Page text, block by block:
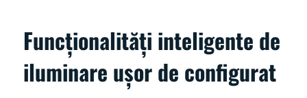
Funcționalități inteligente de
iluminare ușor de configurat